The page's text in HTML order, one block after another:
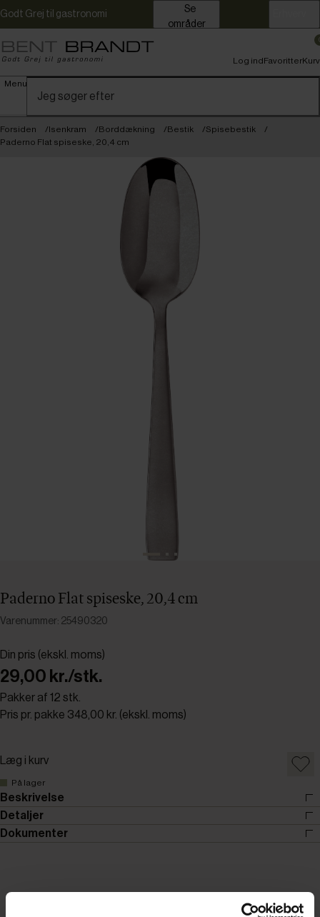
Godt Grej til gastronomi
områder
Menu
Log indFavoritterKurv
Forsiden Isenkram Borddækning Bestik
Spisebestik
Paderno Flat spiseske, 20,4 cm
Paderno Flat spiseske, 20,4 cm
Varenummer: 25490320
Din pris (ekskl. moms)
29,00 kr./stk.
Pakker af 12 stk.
Pris pr. pakke 348,00 kr. (ekskl. moms)
Læg i kurv
På lager
Beskrivelse
Detaljer
Dokumenter